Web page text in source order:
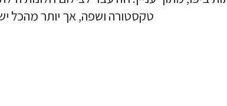
טקסטורה ושפה, אך יותר מהכל יש